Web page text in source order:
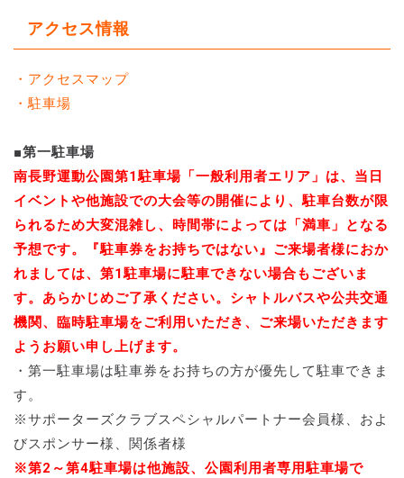
アクセス情報
・アクセスマップ
・駐車場
■第一駐車場
南長野運動公園第1駐車場「一般利用者エリア」は、当日
イベントや他施設での大会等の開催により、駐車台数が限
られるため大変混雑し、時間帯によっては「満車」となる
予想です。『駐車券をお持ちではない』ご来場者様におか
れましては、第1駐車場に駐車できない場合もございま
す。あらかじめご了承ください。シャトルバスや公共交通
機関、臨時駐車場をご利用いただき、ご来場いただきます
ようお願い申し上げます。
・第一駐車場は駐車券をお持ちの方が優先して駐車できま
す。
※サポーターズクラブスペシャルパートナー会員様、およ
びスポンサー様、関係者様
※第2～第4駐車場は他施設、公園利用者専用駐車場で